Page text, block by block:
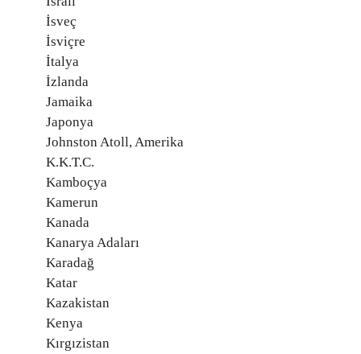
İsveç
İsviçre
İtalya
İzlanda
Jamaika
Japonya
Johnston Atoll, Amerika
K.K.T.C.
Kamboçya
Kamerun
Kanada
Kanarya Adaları
Karadağ
Katar
Kazakistan
Kenya
Kırgızistan